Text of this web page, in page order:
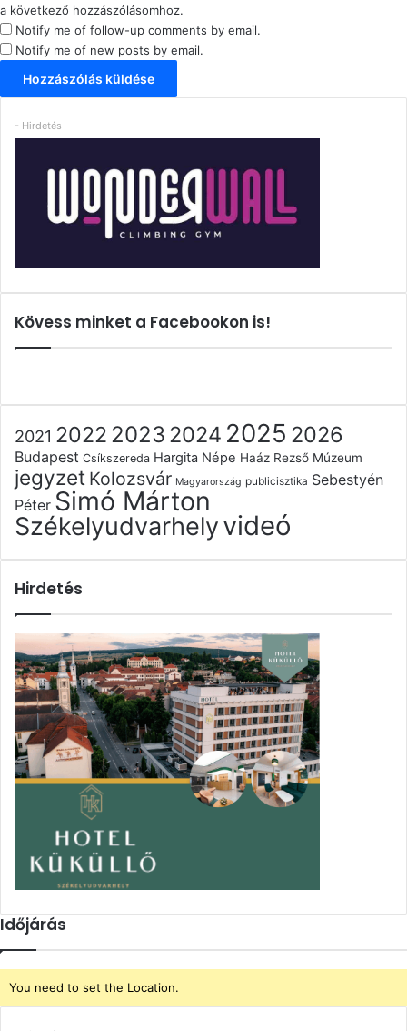
a következő hozzászólásomhoz.
Notify me of follow-up comments by email.
Notify me of new posts by email.
- Hirdetés -
Kövess minket a Facebookon is!
2021 2022 2023 2024 2025 2026
Budapest Csíkszereda Hargita Népe Haáz Rezső Múzeum
jegyzet Kolozsvár Magyarország publicisztika Sebestyén
Péter Simó Márton
Székelyudvarhelyvideó
Hirdetés
Időjárás
You need to set the Location.